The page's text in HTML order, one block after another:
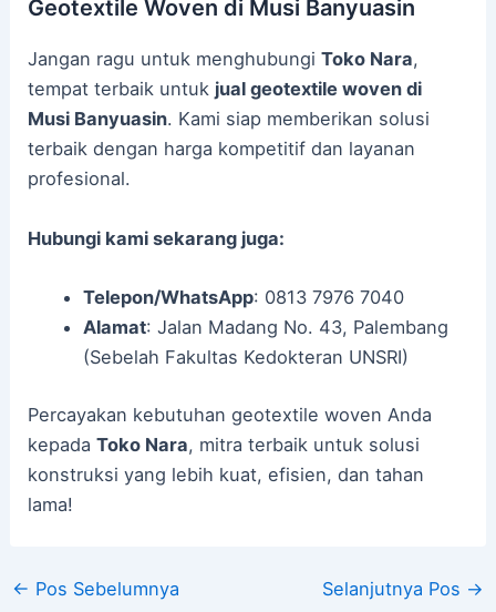
Geotextile Woven di Musi Banyuasin
Jangan ragu untuk menghubungiToko Nara,
tempat terbaik untuk jual geotextile woven di
Musi Banyuasin. Kami siap memberikan solusi
terbaik dengan harga kompetitif dan layanan
profesional.
Hubungi kami sekarang juga:
Telepon/WhatsApp: 0813 7976 7040
Alamat: Jalan Madang No. 43, Palembang
(Sebelah Fakultas Kedokteran UNSRI)
Percayakan kebutuhan geotextile woven Anda
kepadaToko Nara, mitra terbaik untuk solusi
konstruksi yang lebih kuat, efisien, dan tahan
lama!
← Pos Sebelumnya Selanjutnya Pos →